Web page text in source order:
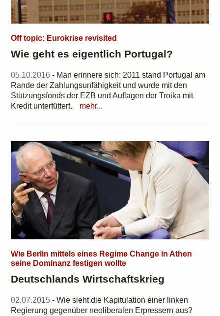
Off topic: Eurokrise revisited
Wie geht es eigentlich Portugal?
05.10.2016 - Man erinnere sich: 2011 stand Portugal am
Rande der Zahlungsunfähigkeit und wurde mit den
Stützungsfonds der EZB und Auflagen der Troika mit
Kredit unterfüttert.
mehr...
Wie Berlin mittels eines Regime Change in Athen
seine Dominanz festigen wollte
Deutschlands Wirtschaftskrieg
02.07.2015 - Wie sieht die Kapitulation einer linken
Regierung gegenüber neoliberalen Erpressern aus?